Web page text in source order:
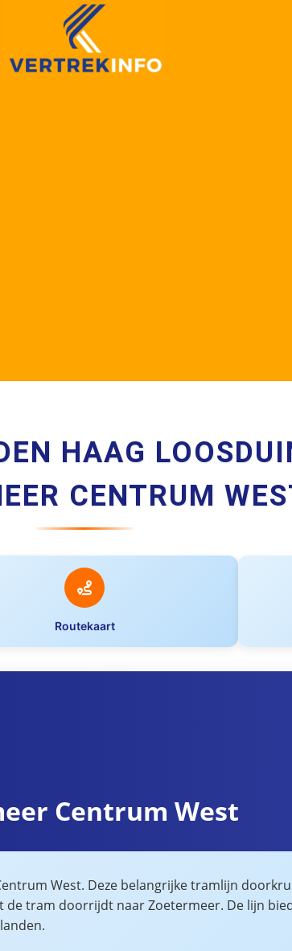
HAAG
CENTRUM
Routekaart
Centrum West
West. Deze belangrijke tramlijn
tram doorrijdt naar Zoetermeer. De lijn